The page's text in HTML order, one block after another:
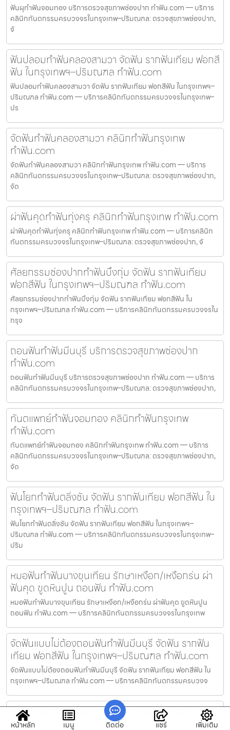
ฟันผุทำฟันจอมทอง บริการตรวจสุขภาพช่องปาก ทำฟัน.com — บริการ
คลินิกทันตกรรมครบวงจรในกรุงเทพ–ปริมณฑล: ตรวจสุขภาพช่องปาก,
จั
ฟันปลอมทำฟันคลองสามวา จัดฟัน รากฟันเทียม ฟอกสี
ฟัน ในกรุงเทพฯ–ปริมณฑล ทำฟัน.com
ฟันปลอมทำฟันคลองสามวา จัดฟัน รากฟันเทียม ฟอกสีฟัน ในกรุงเทพฯ–
ปริมณฑล ทำฟัน.com — บริการคลินิกทันตกรรมครบวงจรในกรุงเทพ–
ปร
จัดฟันทำฟันคลองสามวา คลินิกทำฟันกรุงเทพ
ทำฟัน.com
จัดฟันทำฟันคลองสามวา คลินิกทำฟันกรุงเทพ ทำฟัน.com — บริการ
คลินิกทันตกรรมครบวงจรในกรุงเทพ–ปริมณฑล: ตรวจสุขภาพช่องปาก,
จัด
ผ่าฟันคุดทำฟันทุ่งครุ คลินิกทำฟันกรุงเทพ ทำฟัน.com
ผ่าฟันคุดทำฟันทุ่งครุ คลินิกทำฟันกรุงเทพ ทำฟัน.com — บริการคลินิก
ทันตกรรมครบวงจรในกรุงเทพ–ปริมณฑล: ตรวจสุขภาพช่องปาก, จั
ศัลยกรรมช่องปากทำฟันบึงกุ่ม จัดฟัน รากฟันเทียม
ฟอกสีฟัน ในกรุงเทพฯ–ปริมณฑล ทำฟัน.com
ศัลยกรรมช่องปากทำฟันบึงกุ่ม จัดฟัน รากฟันเทียม ฟอกสีฟัน ใน
กรุงเทพฯ–ปริมณฑล ทำฟัน.com — บริการคลินิกทันตกรรมครบวงจรใน
กรุง
ถอนฟันทำฟันมีนบุรี บริการตรวจสุขภาพช่องปาก
ทำฟัน.com
ถอนฟันทำฟันมีนบุรี บริการตรวจสุขภาพช่องปาก ทำฟัน.com — บริการ
คลินิกทันตกรรมครบวงจรในกรุงเทพ–ปริมณฑล: ตรวจสุขภาพช่องปาก,
ทันตแพทย์ทำฟันจอมทอง คลินิกทำฟันกรุงเทพ
ทำฟัน.com
ทันตแพทย์ทำฟันจอมทอง คลินิกทำฟันกรุงเทพ ทำฟัน.com — บริการ
คลินิกทันตกรรมครบวงจรในกรุงเทพ–ปริมณฑล: ตรวจสุขภาพช่องปาก,
จัด
ฟันโยกทำฟันตลิ่งชัน จัดฟัน รากฟันเทียม ฟอกสีฟัน ใน
กรุงเทพฯ–ปริมณฑล ทำฟัน.com
ฟันโยกทำฟันตลิ่งชัน จัดฟัน รากฟันเทียม ฟอกสีฟัน ในกรุงเทพฯ–
ปริมณฑล ทำฟัน.com — บริการคลินิกทันตกรรมครบวงจรในกรุงเทพ–
ปริม
หมอฟันทำฟันบางขุนเทียน รักษาเหงือก/เหงือกร่น ผ่า
ฟันคุด ขูดหินปูน ถอนฟัน ทำฟัน.com
หมอฟันทำฟันบางขุนเทียน รักษาเหงือก/เหงือกร่น ผ่าฟันคุด ขูดหินปูน
ถอนฟัน ทำฟัน.com — บริการคลินิกทันตกรรมครบวงจรในกรุงเทพ
จัดฟันแบบไม่ต้องถอนฟันทำฟันมีนบุรี จัดฟัน รากฟัน
เทียม ฟอกสีฟัน ในกรุงเทพฯ–ปริมณฑล ทำฟัน.com
จัดฟันแบบไม่ต้องถอนฟันทำฟันมีนบุรี จัดฟัน รากฟันเทียม ฟอกสีฟัน ใน
กรุงเทพฯ–ปริมณฑล ทำฟัน.com — บริการคลินิกทันตกรรมครบวงจ
ขูดหินปูนทำฟันสวนหลวง คลินิกทำฟันกรุงเทพ
ทำฟัน.com
หน้าหลัก เมนู ติดต่อ แชร์ เพิ่มเติม